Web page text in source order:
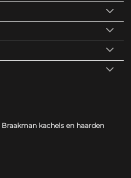
Braakman kachels en haarden